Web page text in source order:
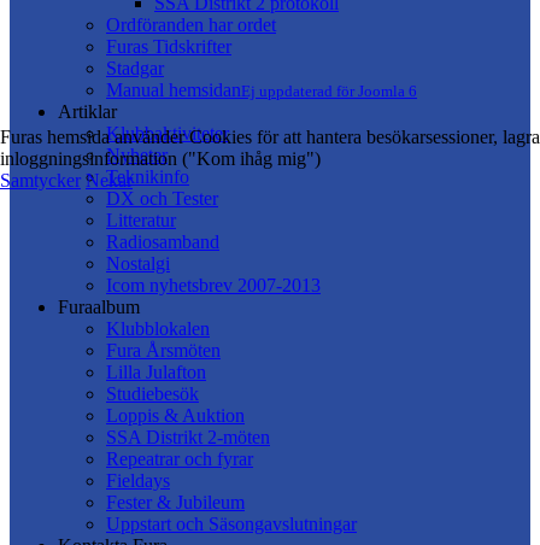
Ordföranden har ordet
Furas Tidskrifter
Stadgar
Manual hemsidanEj uppdaterad för Joomla 6
Artiklar
Klubbaktiviteter
Nyheter
Teknikinfo
DX och Tester
Litteratur
Radiosamband
Nostalgi
Icom nyhetsbrev 2007-2013
Furaalbum
Klubblokalen
Fura Årsmöten
Lilla Julafton
Studiebesök
Loppis & Auktion
SSA Distrikt 2-möten
Repeatrar och fyrar
Fieldays
Fester & Jubileum
Uppstart och Säsongavslutningar
Furas hemsida använder Cookies för att hantera besökarsessioner, lagra
inloggningsinformation ("Kom ihåg mig")
Samtycker Nekar